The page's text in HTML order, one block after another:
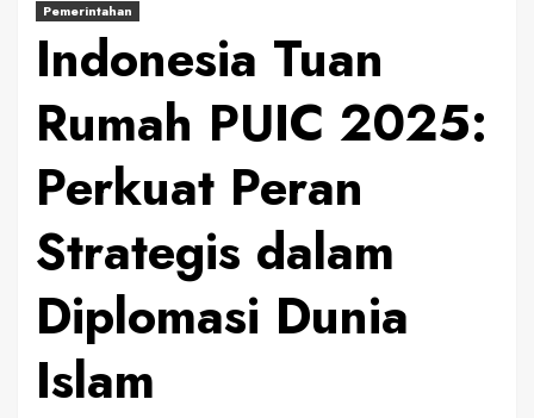
Pemerintahan
Indonesia Tuan
Rumah PUIC 2025:
Perkuat Peran
Strategis dalam
Diplomasi Dunia
Islam